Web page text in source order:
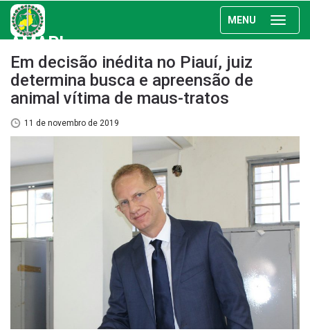
MENU
AMAPI
Em decisão inédita no Piauí, juiz
determina busca e apreensão de
animal vítima de maus-tratos
11 de novembro de 2019